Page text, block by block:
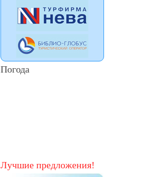
Погода
Лучшие предложения!